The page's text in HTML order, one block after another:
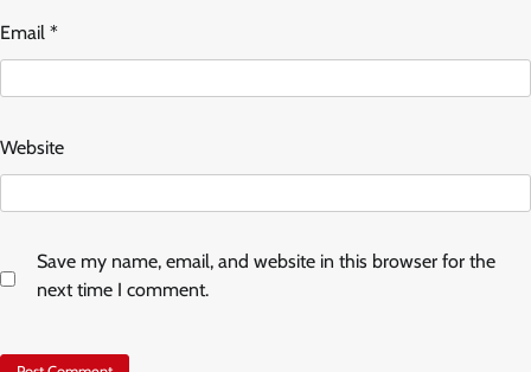
Email *
Website
Save my name, email, and website in this browser for the
next time I comment.